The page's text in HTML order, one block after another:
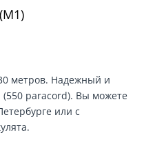
метров. Надежный и
(550 paracord). Вы можете
или с